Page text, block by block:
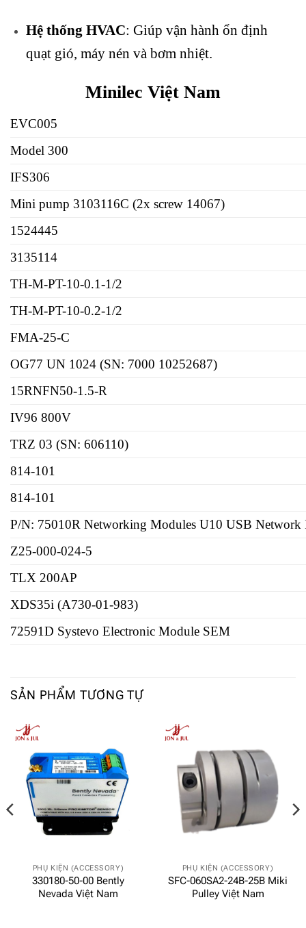
Hệ thống HVAC: Giúp vận hành ổn định
quạt gió, máy nén và bơm nhiệt.
Minilec Việt Nam
EVC005
Model 300
IFS306
Mini pump 3103116C (2x screw 14067)
1524445
3135114
TH-M-PT-10-0.1-1/2
TH-M-PT-10-0.2-1/2
FMA-25-C
OG77 UN 1024 (SN: 7000 10252687)
15RNFN50-1.5-R
IV96 800V
TRZ 03 (SN: 606110)
814-101
814-101
P/N: 75010R Networking Modules U10 USB Network
Z25-000-024-5
TLX 200AP
XDS35i (A730-01-983)
72591D Systevo Electronic Module SEM
SẢN PHẨM TƯƠNG TỰ
PHỤ KIỆN (ACCESSORY)
330180-50-00 Bently
Nevada Việt Nam
PHỤ KIỆN (ACCESSORY)
SFC-060SA2-24B-25B Miki
Pulley Việt Nam